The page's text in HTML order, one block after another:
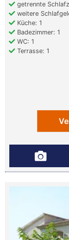
getrennte
weitere
Küche: 1
Badezimmer: 1
WC: 1
Terrasse: 1